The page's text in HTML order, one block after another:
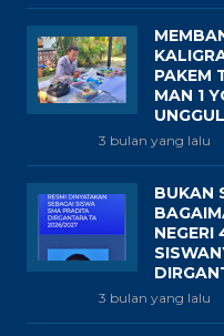
PAKEM
MAN 1
3 bulan yang lalu
BUKAN
NEGERI
3 bulan yang lalu